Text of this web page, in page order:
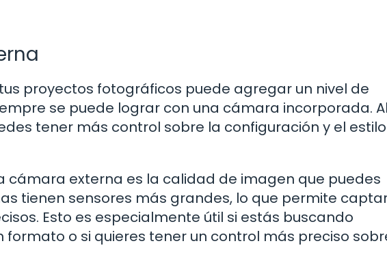
proyectos fotográficos puede agregar un nivel de
se puede lograr con una cámara incorporada. Al
tener más control sobre la configuración y el
cámara externa es la calidad de imagen que puedes
tienen sensores más grandes, lo que permite
Esto es especialmente útil si estás buscando
o si quieres tener un control más preciso